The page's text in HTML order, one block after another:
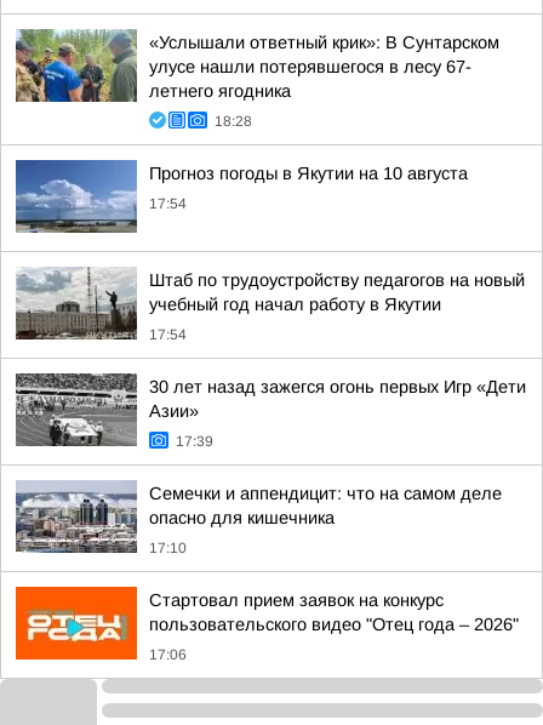
«Услышали ответный крик»: В Сунтарском
улусе нашли потерявшегося в лесу 67-
летнего ягодника
18:28
Прогноз погоды в Якутии на 10 августа
17:54
Штаб по трудоустройству педагогов на новый
учебный год начал работу в Якутии
17:54
30 лет назад зажегся огонь первых Игр «Дети
Азии»
17:39
Семечки и аппендицит: что на самом деле
опасно для кишечника
17:10
Стартовал прием заявок на конкурс
пользовательского видео "Отец года – 2026"
17:06